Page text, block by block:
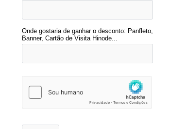
Onde gostaria de ganhar o desconto: Panfleto,
Banner, Cartão de Visita Hinode...